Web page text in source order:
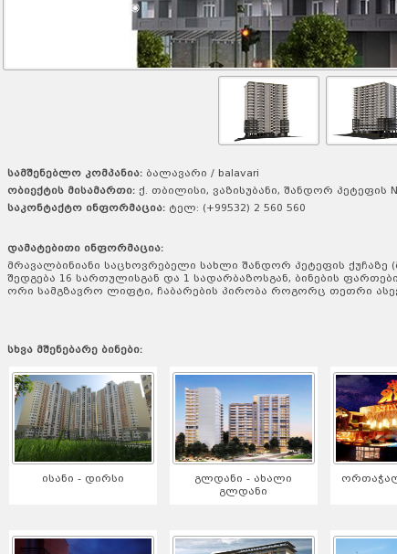
სამშენებლო კომპანია:ბალავარი / balavari
ობიექტის მისამართი:ქ. თბილისი, ვაზისუბანი, შანდორ პეტეფის
საკონტაქტო ინფორმაცია:ტელ: (+99532) 2 560 560
დამატებითი ინფორმაცია:
მრავალბინიანი საცხოვრებელი სახლი შანდორ პეტეფის
შედგება 16 სართულისგან და 1 სადარბაზოსგან, ბინების ფართები
ორი სამგზავრო ლიფტი, ჩაბარების პირობა როგორც თეთრი
სხვა მშენებარე ბინები:
ისანი - დირსი
გლდანი - ახალი
გლდანი